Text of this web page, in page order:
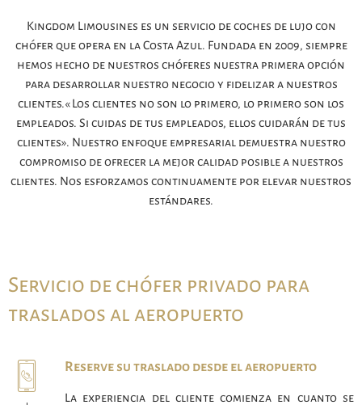
Kingdom Limousines es un servicio de coches de lujo con
chófer que opera en la Costa Azul. Fundada en 2009, siempre
hemos hecho de nuestros chóferes nuestra primera opción
para desarrollar nuestro negocio y fidelizar a nuestros
clientes. «Los clientes no son lo primero, lo primero son los
empleados. Si cuidas de tus empleados, ellos cuidarán de tus
clientes». Nuestro enfoque empresarial demuestra nuestro
compromiso de ofrecer la mejor calidad posible a nuestros
clientes. Nos esforzamos continuamente por elevar nuestros
estándares.
Servicio de chófer privado para
traslados al aeropuerto
Reserve su traslado desde el aeropuerto
La experiencia del cliente comienza en cuanto se